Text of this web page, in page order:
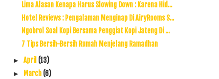
Lima Alasan Kenapa Harus Slowing Down : Karena Hid...
Hotel Reviews : Pengalaman Menginap Di AiryRooms S...
Ngobrol Soal Kopi Bersama Penggiat Kopi Jateng Di ...
7 Tips Bersih-Bersih Rumah Menjelang Ramadhan
► April (13)
► March (6)